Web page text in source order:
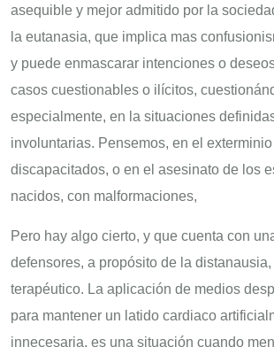
asequible y mejor admitido por la
la eutanasia, que implica mas
y puede enmascarar intenciones o
casos cuestionables o ilícitos,
especialmente, en la situaciones
involuntarias. Pensemos, en el
discapacitados, o en el asesinato de los
nacidos, con malformaciones,
Pero hay algo cierto, y que cuenta con
defensores, a propósito de la
terapéutico. La aplicación de medios
para mantener un latido cardiaco
innecesaria, es una situación cuando